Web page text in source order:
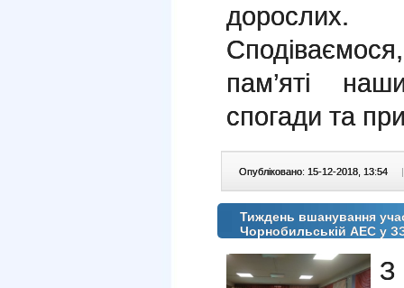
дорослих.
пам’яті
спогади та
Опубліковано: 15-12-2018, 13:54 |
Тиждень вшанування
Чорнобильській АЕС у
З